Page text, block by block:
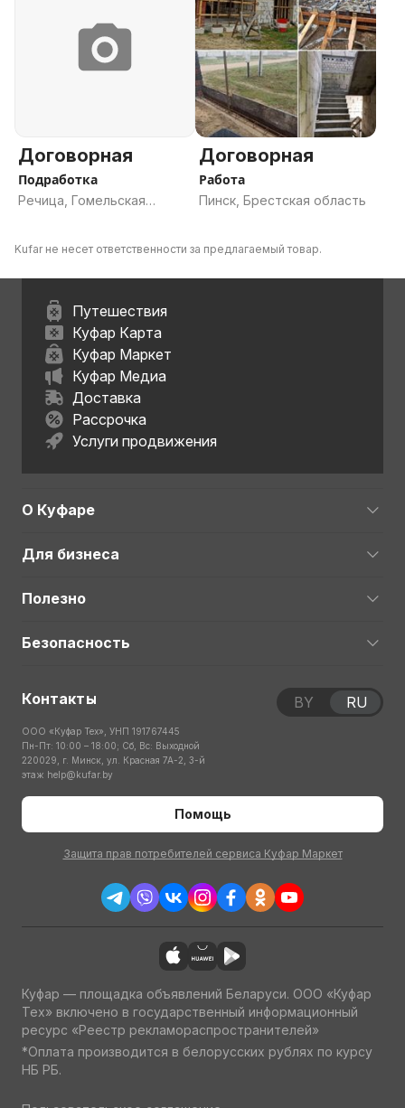
Договорная
Подработка
Речица, Гомельская
Договорная
Работа
Пинск, Брестская область
Kufar не несет ответственности за предлагаемый товар.
Путешествия
Куфар Карта
Куфар Маркет
Куфар Медиа
Доставка
Рассрочка
Услуги продвижения
О Куфаре
Для бизнеса
Полезно
Безопасность
Контакты
ООО «Куфар Тех», УНП 191767445
Пн-Пт: 10:00 – 18:00; Сб, Вс: Выходной
220029, г. Минск, ул. Красная 7А-2, 3-й
этаж help@kufar.by
Помощь
Защита прав потребителей сервиса Куфар Маркет
BY RU
Куфар — площадка объявлений Беларуси. ООО «Куфар
Тех» включено в государственный информационный
ресурс «Реестр рекламораспространителей»
*Оплата производится в белорусских рублях по курсу
НБ РБ.